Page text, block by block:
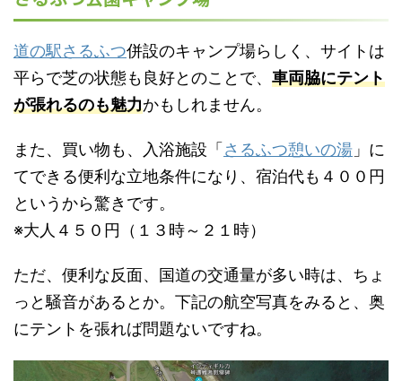
道の駅さるふつ併設のキャンプ場らしく、サイトは
平らで芝の状態も良好とのことで、 車両脇にテント
が張れるのも魅力かもしれません。
また、買い物も、入浴施設「さるふつ憩いの湯 」に
てできる便利な立地条件になり、宿泊代も４００円
というから驚きです。
※大人４５０円（１３時～２１時）
ただ、便利な反面、国道の交通量が多い時は、ちょ
っと騒音があるとか。下記の航空写真をみると、奥
にテントを張れば問題ないですね。